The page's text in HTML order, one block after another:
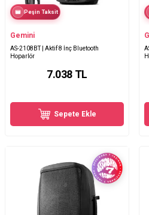
Peşin Taksit
Gemini
AS-2108BT | Aktif 8 İnç Bluetooth
Hoparlör
7.038 TL
Sepete Ekle